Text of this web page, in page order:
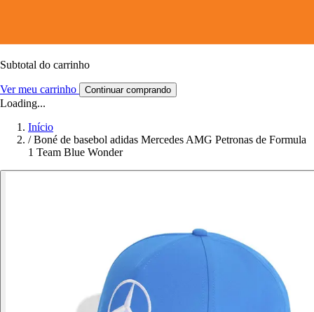
Subtotal do carrinho
Ver meu carrinho Continuar comprando
Loading...
Início
/ Boné de basebol adidas Mercedes AMG Petronas de Formula
1 Team Blue Wonder